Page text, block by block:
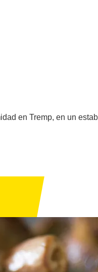
en Tremp, en un